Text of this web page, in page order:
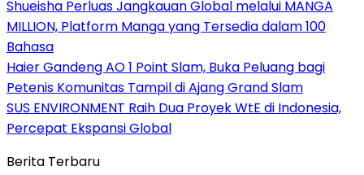
Shueisha Perluas Jangkauan Global melalui MANGA
MILLION, Platform Manga yang Tersedia dalam 100
Bahasa
Haier Gandeng AO 1 Point Slam, Buka Peluang bagi
Petenis Komunitas Tampil di Ajang Grand Slam
SUS ENVIRONMENT Raih Dua Proyek WtE di Indonesia,
Percepat Ekspansi Global
Berita Terbaru